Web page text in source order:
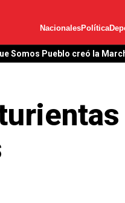
NacionalesPolítica
Somos Pueblo creó la